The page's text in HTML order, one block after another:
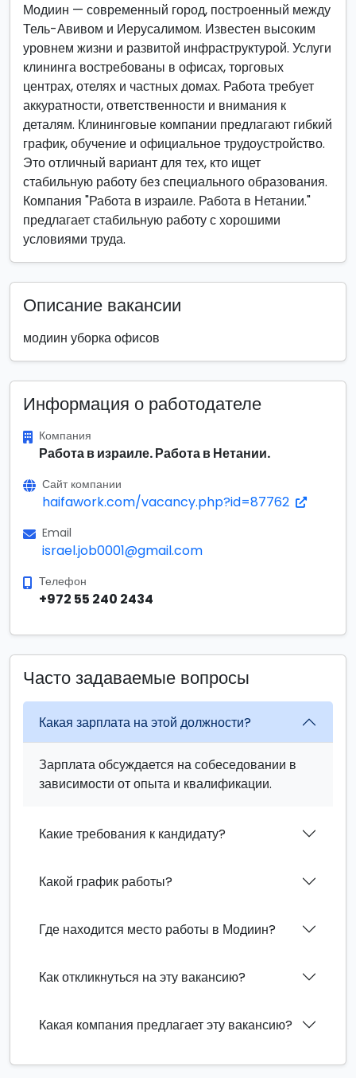
Модиин — современный город, построенный между
Тель-Авивом и Иерусалимом. Известен высоким
уровнем жизни и развитой инфраструктурой. Услуги
клининга востребованы в офисах, торговых
центрах, отелях и частных домах. Работа требует
аккуратности, ответственности и внимания к
деталям. Клининговые компании предлагают гибкий
график, обучение и официальное трудоустройство.
Это отличный вариант для тех, кто ищет
стабильную работу без специального образования.
Компания "Работа в израиле. Работа в Нетании."
предлагает стабильную работу с хорошими
условиями труда.
Описание вакансии
модиин уборка офисов
Информация о работодателе
Компания
Работа в израиле. Работа в Нетании.
Сайт компании
haifawork.com/vacancy.php?id=87762
Email
israel.job0001@gmail.com
Телефон
+972 55 240 2434
Часто задаваемые вопросы
Какая зарплата на этой должности?
Зарплата обсуждается на собеседовании в
зависимости от опыта и квалификации.
Какие требования к кандидату?
Какой график работы?
Где находится место работы в Модиин?
Как откликнуться на эту вакансию?
Какая компания предлагает эту вакансию?